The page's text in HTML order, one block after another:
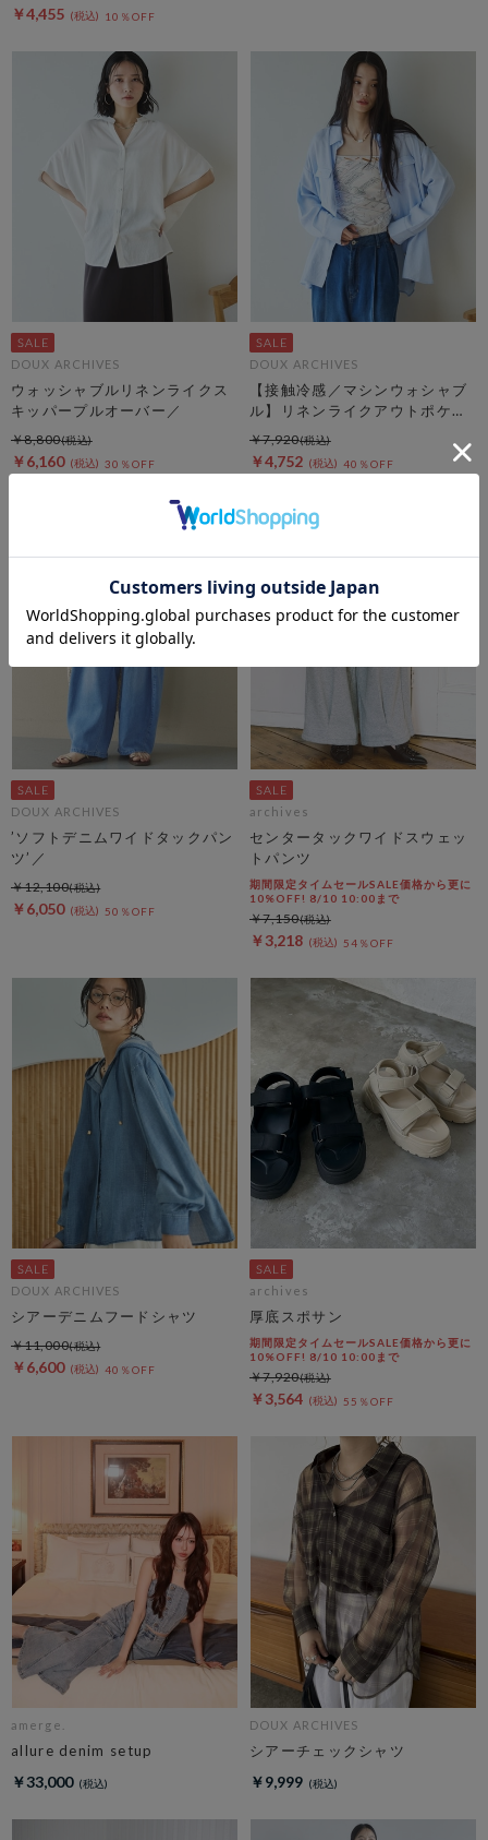
￥4,455 10％OFF
DOUX ARCHIVES
ウォッシャブルリネンライクス
キッパープルオーバー／
￥6,160 30％OFF
￥8,800
DOUX ARCHIVES
【接触冷感／マシンウォシャブ
ル】リネンライクアウトポケッ
トシャツ
￥4,752 40％OFF
￥7,920
DOUX ARCHIVES
’ソフトデニムワイドタックパン
ツ’／
￥6,050 50％OFF
￥12,100
archives
センタータックワイドスウェッ
トパンツ
期間限定タイムセールSALE価格から更に
10%OFF! 8/10 10:00まで
￥3,218 54％OFF
￥7,150
DOUX ARCHIVES
シアーデニムフードシャツ
￥6,600 40％OFF
￥11,000
archives
厚底スポサン
期間限定タイムセールSALE価格から更に
10%OFF! 8/10 10:00まで
￥3,564 55％OFF
￥7,920
amerge.
allure denim setup
￥33,000
DOUX ARCHIVES
シアーチェックシャツ
￥9,999